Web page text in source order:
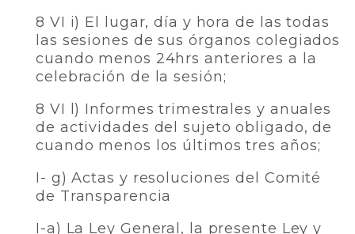
8 VI i) El lugar, día y hora de las todas
las sesiones de sus órganos colegiados
cuando menos 24hrs anteriores a la
celebración de la sesión;
8 VI l) Informes trimestrales y anuales
de actividades del sujeto obligado, de
cuando menos los últimos tres años;
I- g) Actas y resoluciones del Comité
de Transparencia
I-a) La Ley General, la presente Ley y